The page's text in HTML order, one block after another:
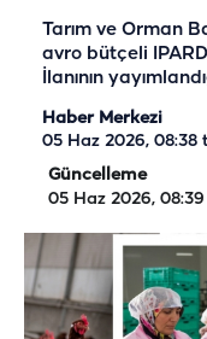
Tarım ve Orman
avro bütçeli IPARD
İlanının
Haber Merkezi
05 Haz 2026, 08:38
Güncelleme
05 Haz 2026, 08:39